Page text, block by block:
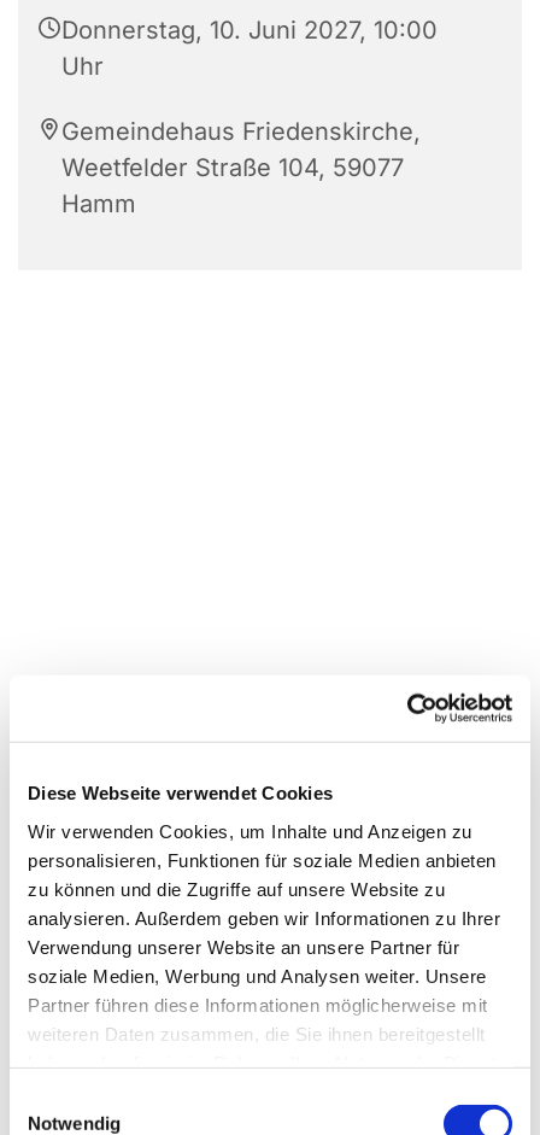
Diese Webseite verwendet Cookies
Wir verwenden Cookies, um Inhalte und Anzeigen zu
personalisieren, Funktionen für soziale Medien anbieten
zu können und die Zugriffe auf unsere Website zu
analysieren. Außerdem geben wir Informationen zu Ihrer
Verwendung unserer Website an unsere Partner für
soziale Medien, Werbung und Analysen weiter. Unsere
Partner führen diese Informationen möglicherweise mit
weiteren Daten zusammen, die Sie ihnen bereitgestellt
Notwendig
Donnerstag, 10. Juni 2027, 10:00
Uhr
Gemeindehaus Friedenskirche,
Weetfelder Straße 104, 59077
Hamm
Dies könnte Sie auch
interessieren